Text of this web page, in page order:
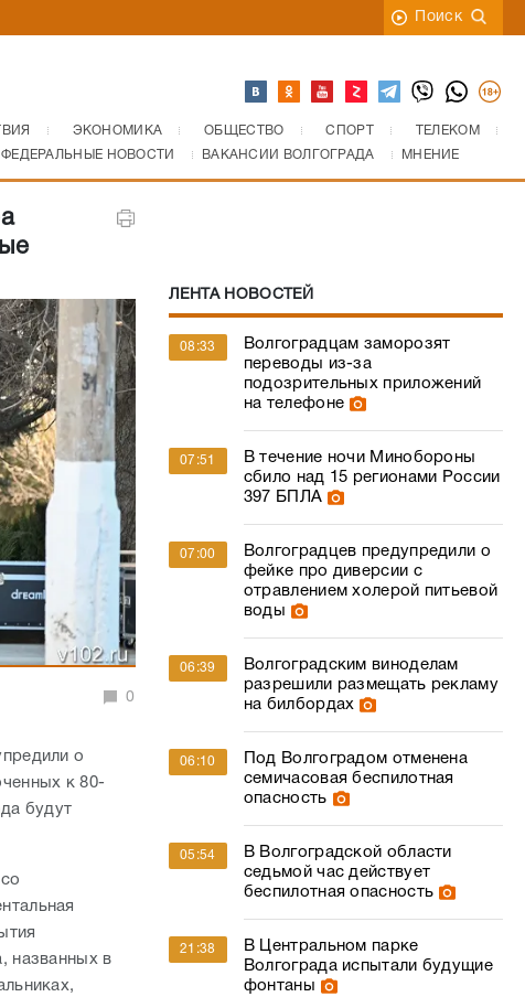
Поиск
ЭКОНОМИКА ОБЩЕСТВО СПОРТ
ТЕЛЕКОМ
ФЕДЕРАЛЬНЫЕ НОВОСТИ ВАКАНСИИ ВОЛГОГРАДА МНЕНИЕ
0
о
к 80-
будут
названных в
ЛЕНТА НОВОСТЕЙ
08:33
Волгоградцам заморозят
переводы из-за
подозрительных приложений
на телефоне
07:51
В течение ночи Минобороны
сбило над 15 регионами России
397 БПЛА
07:00
Волгоградцев предупредили о
фейке про диверсии с
отравлением холерой питьевой
воды
06:39
Волгоградским виноделам
разрешили размещать рекламу
на билбордах
06:10
Под Волгоградом отменена
семичасовая беспилотная
опасность
05:54
В Волгоградской области
седьмой час действует
беспилотная опасность
21:38
В Центральном парке
Волгограда испытали будущие
фонтаны